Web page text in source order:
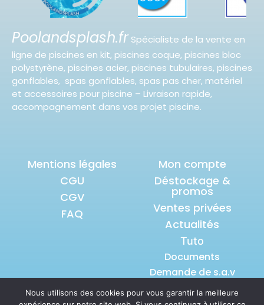
Poolandsplash.fr Spécialiste de la vente en
ligne de piscines en kit, piscines coque, piscines bloc
polystyrène, piscines acier, piscines tubulaires, piscines
gonflables, spas gonflables, spas pas cher, matériel
et accessoires pour piscine – Livraison rapide,
accompagnement dans vos projet piscine.
Mentions légales
CGU
CGV
FAQ
Mon compte
Déstockage &
promos
Ventes privées
Actualités
Tuto
Documents
Demande de s.a.v
Nous utilisons des cookies pour vous garantir la meilleure